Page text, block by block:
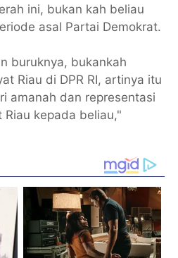
ini, bukan kah beliau
asal Partai Demokrat.
buruknya, bukankah
Riau di DPR RI, artinya itu
amanah dan representasi
kepada beliau,"